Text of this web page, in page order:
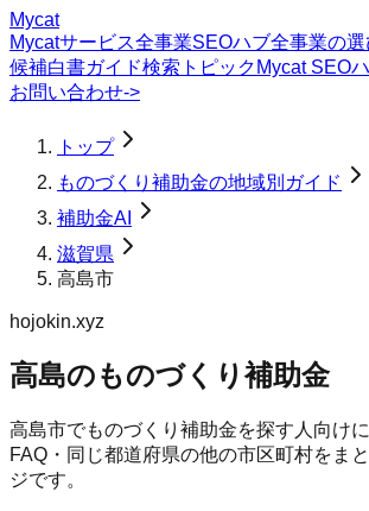
Mycat
Mycatサービス全事業SEOハブ全事業の
候補白書ガイド検索トピック Mycat SEO
お問い合わせ->
トップ
ものづくり補助金の地域別ガイド
補助金AI
滋賀県
高島市
hojokin.xyz
高島のものづくり補助金
高島市でものづくり補助金を探す人向け
FAQ・同じ都道府県の他の市区町村をま
ジです。